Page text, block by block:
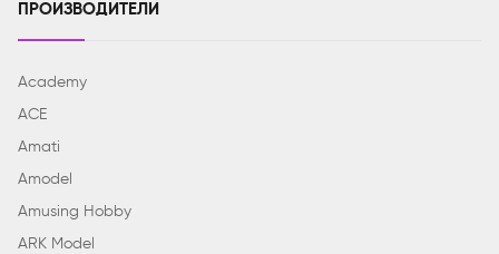
ПРОИЗВОДИТЕЛИ
Academy
ACE
Amati
Amodel
Amusing Hobby
ARK Model